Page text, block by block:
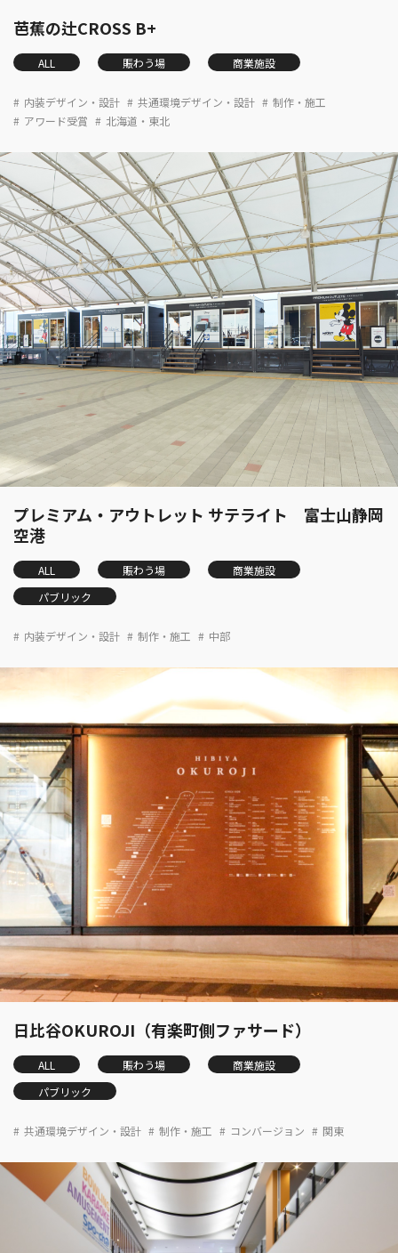
芭蕉の辻CROSS B+
ALL 賑わう場 商業施設
内装デザイン・設計 共通環境デザイン・設計
制作・施工
アワード受賞
北海道・東北
プレミアム・アウトレット サテライト 富士山静岡
空港
ALL 賑わう場
商業施設
パブリック
内装デザイン・設計 制作・施工 中部
日比谷OKUROJI（有楽町側ファサード）
ALL 賑わう場
商業施設
パブリック
共通環境デザイン・設計 制作・施工 コンバージョン 関東